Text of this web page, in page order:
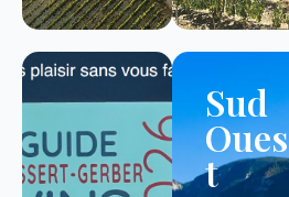
Sud
Oues
t